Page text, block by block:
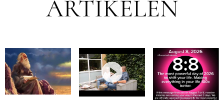
ARTIKELEN